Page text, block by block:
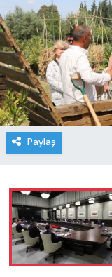
Paylaş